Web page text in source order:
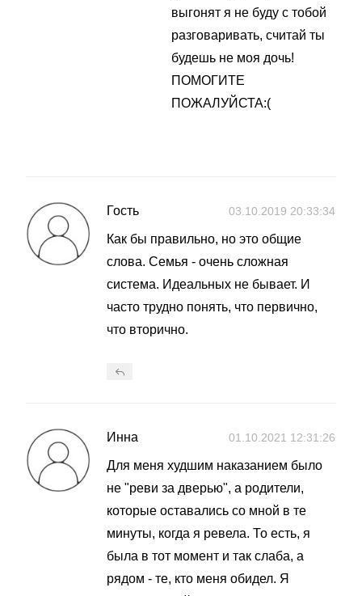
выгонят я не буду с тобой
разговаривать, считай ты
будешь не моя дочь!
ПОМОГИТЕ
ПОЖАЛУЙСТА:(
Гость 03.10.2019 20:33:34
Как бы правильно, но это общие
слова. Семья - очень сложная
система. Идеальных не бывает. И
часто трудно понять, что первично,
что вторично.
Инна 01.10.2021 12:31:26
Для меня худшим наказанием было
не "реви за дверью", а родители,
которые оставались со мной в те
минуты, когда я ревела. То есть, я
была в тот момент и так слаба, а
рядом - те, кто меня обидел. Я